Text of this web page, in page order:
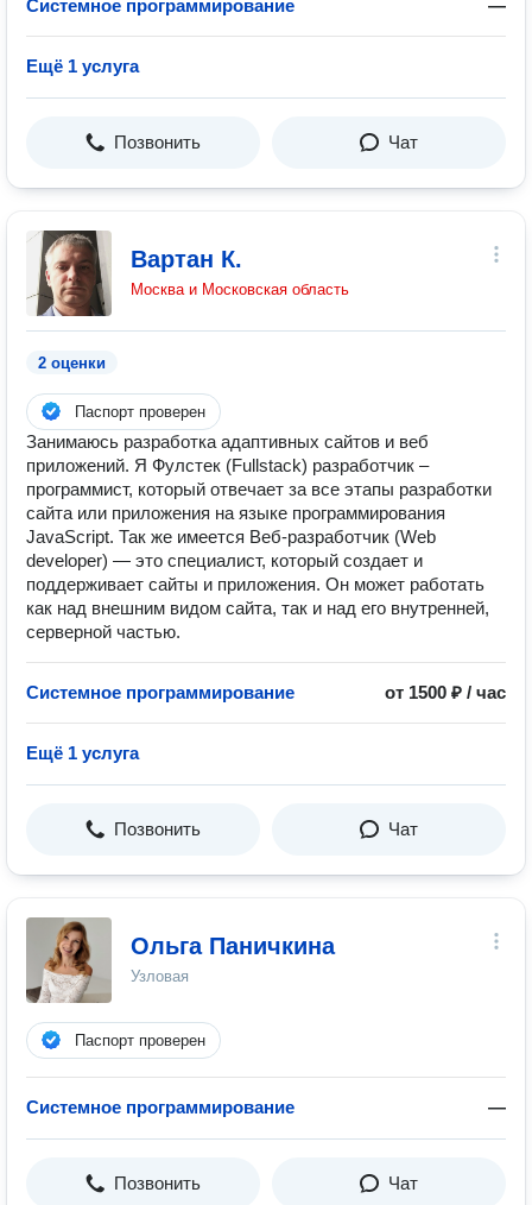
Системное программирование —
Ещё 1 услуга
Позвонить Чат
Вартан К.
Москва и Московская область
2 оценки
Паспорт проверен
Занимаюсь разработка адаптивных сайтов и веб
приложений. Я Фулстек (Fullstack) разработчик –
программист, который отвечает за все этапы разработки
сайта или приложения на языке программирования
JavaScript. Так же имеется Веб-разработчик (Web
developer) — это специалист, который создает и
поддерживает сайты и приложения. Он может работать
как над внешним видом сайта, так и над его внутренней,
серверной частью.
Системное программирование от 1500 ₽ / час
Ещё 1 услуга
Позвонить Чат
Ольга Паничкина
Узловая
Паспорт проверен
Системное программирование —
Позвонить Чат